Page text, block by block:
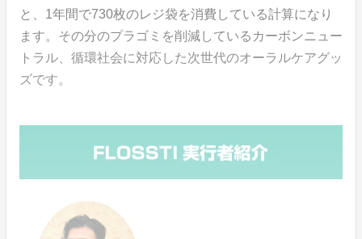
と、1年間で730枚のレジ袋を消費している計算になり
ます。その分のプラゴミを削減しているカーボンニュー
トラル、循環社会に対応した次世代のオーラルケアグッ
ズです。